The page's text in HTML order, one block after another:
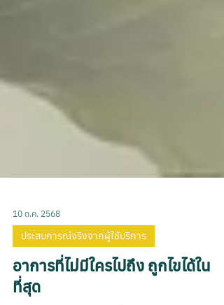
10 ต.ค. 2568
ประสบการณ์จริงจากผู้ใช้บริการ
อาการที่ไม่มีใครไปถึง ถูกไขได้ใน